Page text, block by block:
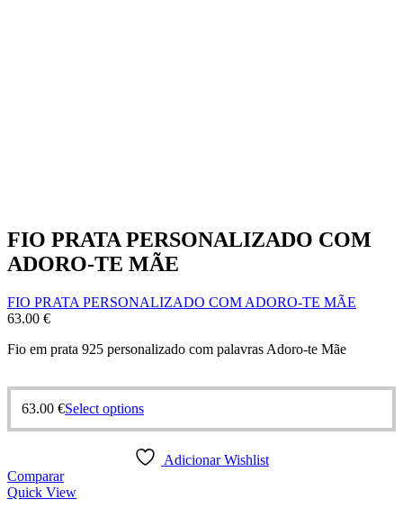
FIO PRATA PERSONALIZADO COM
ADORO-TE MÃE
FIO PRATA PERSONALIZADO COM ADORO-TE MÃE
63.00 €
Fio em prata 925 personalizado com palavras Adoro-te Mãe
63.00 €Select options
Adicionar Wishlist
Comparar
Quick View